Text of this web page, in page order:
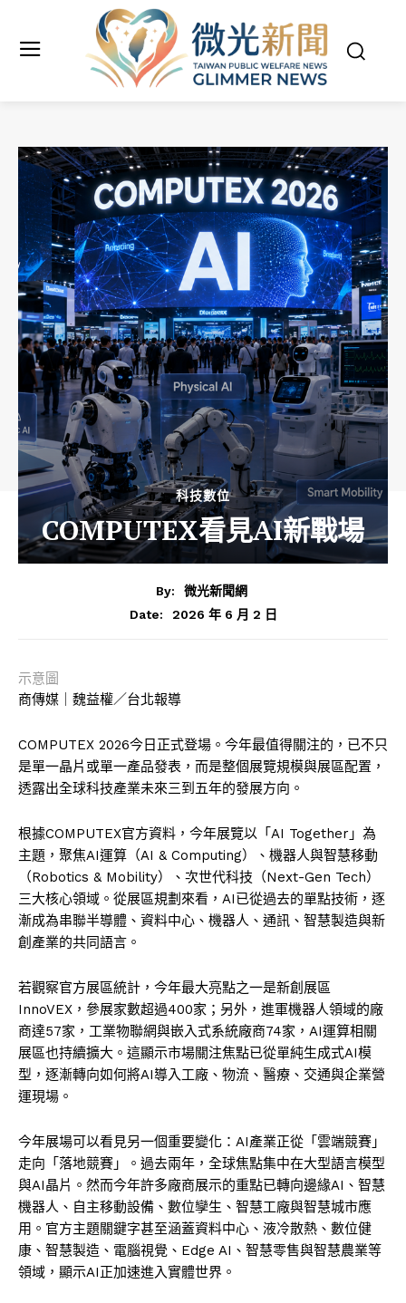
科技數位
COMPUTEX看見AI新戰場
By:
微光新聞網
Date:
2026 年 6 月 2 日
示意圖
商傳媒｜魏益權／台北報導
COMPUTEX 2026今日正式登場。今年最值得關注的，已不只
是單一晶片或單一產品發表，而是整個展覽規模與展區配置，
透露出全球科技產業未來三到五年的發展方向。
根據COMPUTEX官方資料，今年展覽以「AI Together」為
主題，聚焦AI運算（AI & Computing）、機器人與智慧移動
（Robotics & Mobility）、次世代科技（Next-Gen Tech）
三大核心領域。從展區規劃來看，AI已從過去的單點技術，逐
漸成為串聯半導體、資料中心、機器人、通訊、智慧製造與新
創產業的共同語言。
若觀察官方展區統計，今年最大亮點之一是新創展區
InnoVEX，參展家數超過400家；另外，進軍機器人領域的廠
商達57家，工業物聯網與嵌入式系統廠商74家，AI運算相關
展區也持續擴大。這顯示市場關注焦點已從單純生成式AI模
型，逐漸轉向如何將AI導入工廠、物流、醫療、交通與企業營
運現場。
今年展場可以看見另一個重要變化：AI產業正從「雲端競賽」
走向「落地競賽」。過去兩年，全球焦點集中在大型語言模型
與AI晶片。然而今年許多廠商展示的重點已轉向邊緣AI、智慧
機器人、自主移動設備、數位孿生、智慧工廠與智慧城市應
用。官方主題關鍵字甚至涵蓋資料中心、液冷散熱、數位健
康、智慧製造、電腦視覺、Edge AI、智慧零售與智慧農業等
領域，顯示AI正加速進入實體世界。